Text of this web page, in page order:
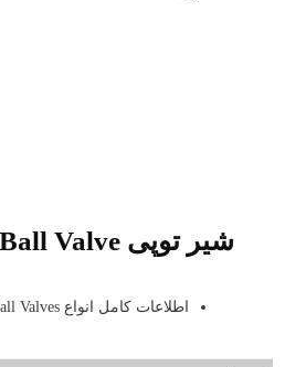
شیر توپی Ball Valve
اطلاعات کامل انواع Ball Valves‌ در کاتالوگ موجود است.